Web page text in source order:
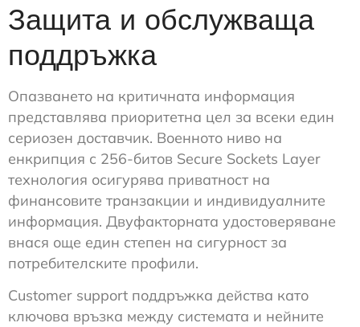
Защита и обслужваща
поддръжка
Опазването на критичната информация
представлява приоритетна цел за всеки един
сериозен доставчик. Военното ниво на
енкрипция с 256-битов Secure Sockets Layer
технология осигурява приватност на
финансовите транзакции и индивидуалните
информация. Двуфакторната удостоверяване
внася още един степен на сигурност за
потребителските профили.
Customer support поддръжка действа като
ключова връзка между системата и нейните